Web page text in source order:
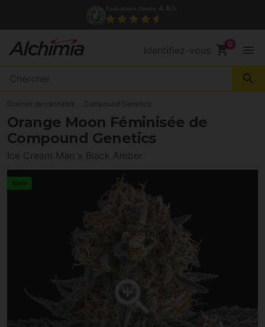
Identifiez-vous shopping_cart menu
search
Graines de cannabis Compound Genetics
Orange Moon Féminisée de
Compound Genetics
Ice Cream Man x Black Amber
New